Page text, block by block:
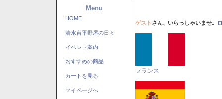
Menu
HOME
清水台平野屋の日々
イベント案内
おすすめの商品
カートを見る
マイページへ
ゲスト さん、いらっしゃいませ。
フランス